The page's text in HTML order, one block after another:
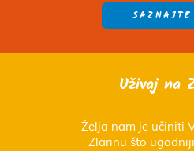
SAZNAJTE
Uživaj na
Želja nam je učiniti
Zlarinu što